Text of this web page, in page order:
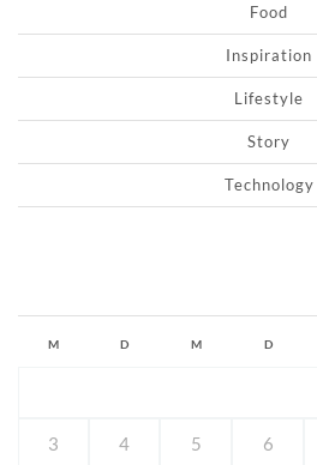
Food
Inspiration
Lifestyle
Story
Technology
M D M D
3 4 5 6